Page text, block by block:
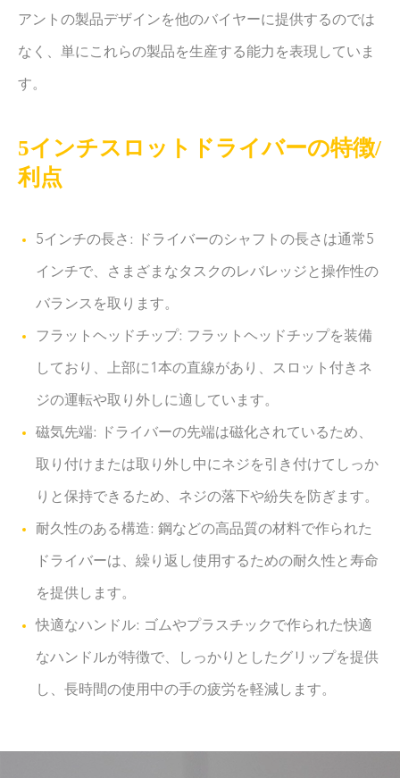
アントの製品デザインを他のバイヤーに提供するのでは
なく、単にこれらの製品を生産する能力を表現していま
す。
5インチスロットドライバーの特徴/
利点
5インチの長さ: ドライバーのシャフトの長さは通常5
インチで、さまざまなタスクのレバレッジと操作性の
バランスを取ります。
フラットヘッドチップ: フラットヘッドチップを装備
しており、上部に1本の直線があり、スロット付きネ
ジの運転や取り外しに適しています。
磁気先端: ドライバーの先端は磁化されているため、
取り付けまたは取り外し中にネジを引き付けてしっか
りと保持できるため、ネジの落下や紛失を防ぎます。
耐久性のある構造: 鋼などの高品質の材料で作られた
ドライバーは、繰り返し使用するための耐久性と寿命
を提供します。
快適なハンドル: ゴムやプラスチックで作られた快適
なハンドルが特徴で、しっかりとしたグリップを提供
し、長時間の使用中の手の疲労を軽減します。